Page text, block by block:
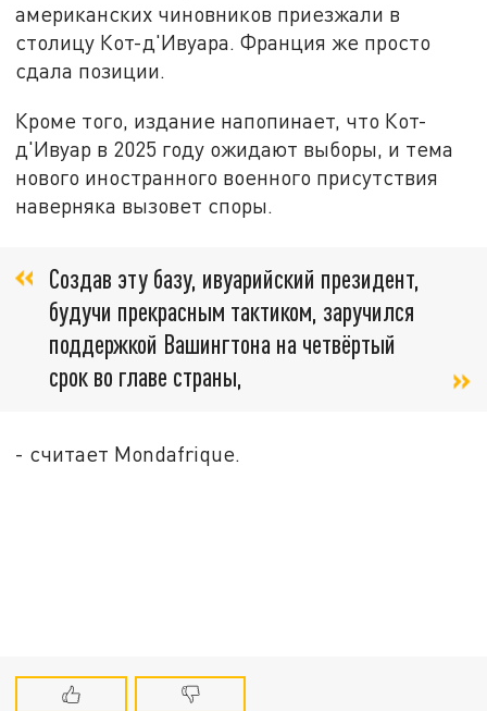
американских чиновников приезжали в
столицу Кот-д'Ивуара. Франция же просто
сдала позиции.
Кроме того, издание напопинает, что Кот-
д'Ивуар в 2025 году ожидают выборы, и тема
нового иностранного военного присутствия
наверняка вызовет споры.
Создав эту базу, ивуарийский президент,
будучи прекрасным тактиком, заручился
поддержкой Вашингтона на четвёртый
срок во главе страны,
- считает Mondafrique.